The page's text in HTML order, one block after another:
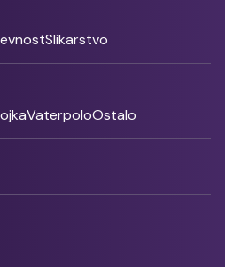
Slikarstvo
VaterpoloOstalo